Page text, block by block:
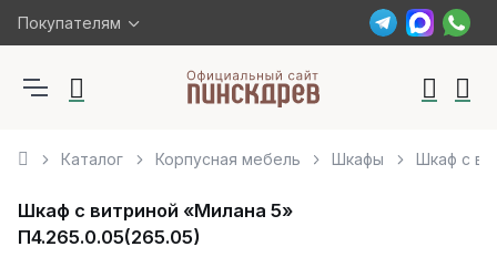
Покупателям
Каталог Корпусная мебель Шкафы Шкаф с
Шкаф с витриной «Милана 5»
П4.265.0.05(265.05)